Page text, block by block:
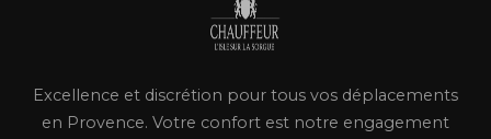
Excellence et discrétion pour tous vos déplacements
en Provence. Votre confort est notre engagement